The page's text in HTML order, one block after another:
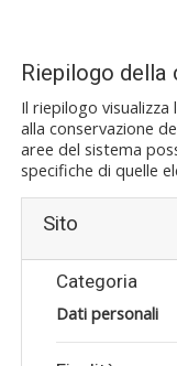
Riepilogo della
Il riepilogo
alla conservazione
aree del sistema
specifiche di quelle
Sito
Categoria
Dati personali